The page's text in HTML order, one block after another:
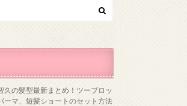
久の髪型最新まとめ！ツーブロッ
ーマ、短髪ショートのセット方法